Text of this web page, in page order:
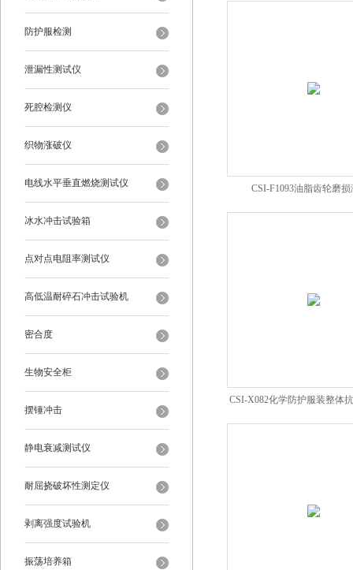
防护服检测
泄漏性测试仪
死腔检测仪
织物涨破仪
电线水平垂直燃烧测试仪
冰水冲击试验箱
点对点电阻率测试仪
高低温耐碎石冲击试验机
密合度
生物安全柜
摆锤冲击
静电衰减测试仪
耐屈挠破坏性测定仪
剥离强度试验机
振荡培养箱
CSI-F1093油脂齿轮磨
CSI-X082化学防护服装整体
测试仪